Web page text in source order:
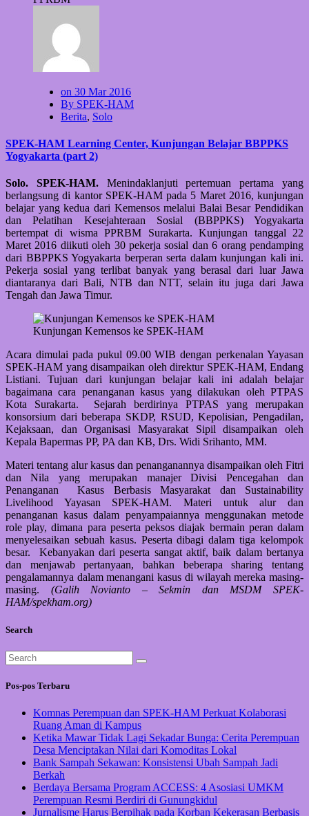
on 30 Mar 2016
By SPEK-HAM
Berita, Solo
SPEK-HAM Learning Center, Kunjungan Belajar BBPPKS
Yogyakarta (part 2)
Solo. SPEK-HAM.Menindaklanjuti pertemuan pertama yang
berlangsung di kantor SPEK-HAM pada 5 Maret 2016, kunjungan
belajar yang kedua dari Kemensos melalui Balai Besar Pendidikan
dan Pelatihan Kesejahteraan Sosial (BBPPKS) Yogyakarta
bertempat di wisma PPRBM Surakarta. Kunjungan tanggal 22
Maret 2016 diikuti oleh 30 pekerja sosial dan 6 orang pendamping
dari BBPPKS Yogyakarta berperan serta dalam kunjungan kali ini.
Pekerja sosial yang terlibat banyak yang berasal dari luar Jawa
diantaranya dari Bali, NTB dan NTT, selain itu juga dari Jawa
Tengah dan Jawa Timur.
Kunjungan Kemensos ke SPEK-HAM
Acara dimulai pada pukul 09.00 WIB dengan perkenalan Yayasan
SPEK-HAM yang disampaikan oleh direktur SPEK-HAM, Endang
Listiani. Tujuan dari kunjungan belajar kali ini adalah belajar
bagaimana cara penanganan kasus yang dilakukan oleh PTPAS
Kota Surakarta. Sejarah berdirinya PTPAS yang merupakan
konsorsium dari beberapa SKDP, RSUD, Kepolisian, Pengadilan,
Kejaksaan, dan Organisasi Masyarakat Sipil disampaikan oleh
Kepala Bapermas PP, PA dan KB, Drs. Widi Srihanto, MM.
Materi tentang alur kasus dan penanganannya disampaikan oleh Fitri
dan Nila yang merupakan manajer Divisi Pencegahan dan
Penanganan Kasus Berbasis Masyarakat dan Sustainability
Livelihood Yayasan SPEK-HAM. Materi untuk alur dan
penanganan kasus dalam penyampaiannya menggunakan metode
role play, dimana para peserta peksos diajak bermain peran dalam
menyelesaikan sebuah kasus. Peserta dibagi dalam tiga kelompok
besar. Kebanyakan dari peserta sangat aktif, baik dalam bertanya
dan menjawab pertanyaan, bahkan beberapa sharing tentang
pengalamannya dalam menangani kasus di wilayah mereka masing-
masing. (Galih Novianto – Sekmin dan MSDM SPEK-
HAM/spekham.org)
Search
Pos-pos Terbaru
Komnas Perempuan dan SPEK-HAM Perkuat Kolaborasi
Ruang Aman di Kampus
Ketika Mawar Tidak Lagi Sekadar Bunga: Cerita Perempuan
Desa Menciptakan Nilai dari Komoditas Lokal
Bank Sampah Sekawan: Konsistensi Ubah Sampah Jadi
Berkah
Berdaya Bersama Program ACCESS: 4 Asosiasi UMKM
Perempuan Resmi Berdiri di Gunungkidul
Jurnalisme Harus Berpihak pada Korban Kekerasan Berbasis